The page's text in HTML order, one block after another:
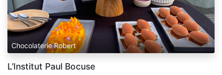
Chocolaterie Robert
L’Institut Paul Bocuse